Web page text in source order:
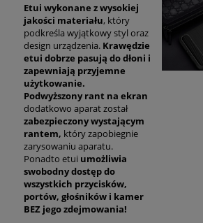
Etui wykonane z wysokiej
jakości materiału, który
podkreśla wyjątkowy styl oraz
design urządzenia. Krawędzie
etui dobrze pasują do dłoni i
zapewniają przyjemne
użytkowanie.
Podwyższony rant na ekran
dodatkowo aparat został
zabezpieczony wystającym
rantem, który zapobiegnie
zarysowaniu aparatu.
Ponadto etui umożliwia
swobodny dostęp do
wszystkich przycisków,
portów, głośników i kamer
BEZ jego zdejmowania!